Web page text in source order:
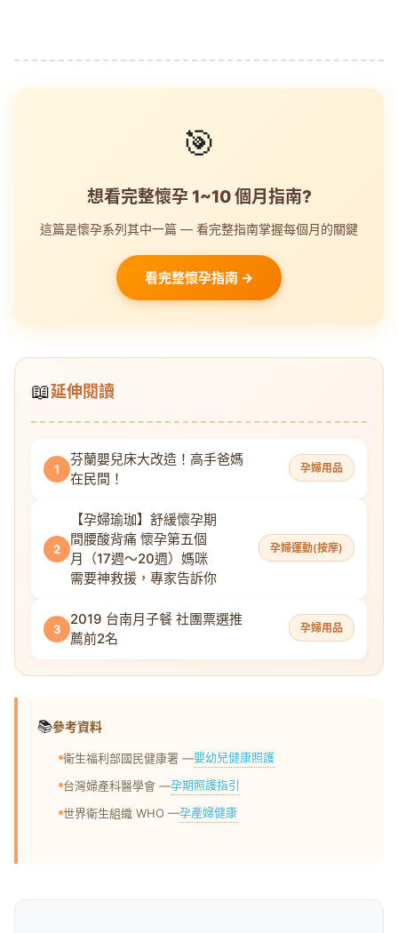
🎯
想看完整懷孕 1~10 個月指南?
這篇是懷孕系列其中一篇 — 看完整指南掌握每個月的關鍵
看完整懷孕指南 →
📖延伸閱讀
1
芬蘭嬰兒床大改造！高手爸媽
在民間！
孕婦用品
2
【孕婦瑜珈】舒緩懷孕期
間腰酸背痛 懷孕第五個
月（17週～20週）媽咪
需要神救援，專家告訴你
孕婦運動(按摩)
3
2019 台南月子餐 社團票選推
薦前2名
孕婦用品
📚參考資料
衛生福利部國民健康署 —嬰幼兒健康照護
台灣婦產科醫學會 —孕期照護指引
世界衛生組織 WHO —孕產婦健康